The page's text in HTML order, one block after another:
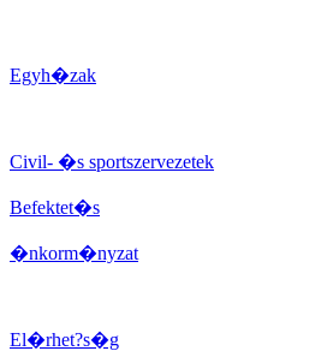
Egyh�zak
Civil- �s sportszervezetek
Befektet�s
�nkorm�nyzat
El�rhet?s�g